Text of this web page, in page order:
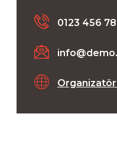
0123 456